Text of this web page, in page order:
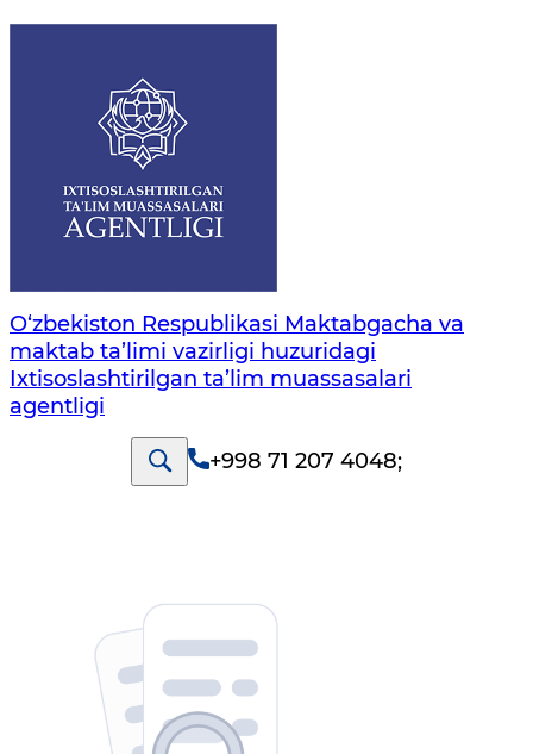
O‘zbekiston Respublikasi Maktabgacha va
maktab ta’limi vazirligi huzuridagi
Ixtisoslashtirilgan ta’lim muassasalari
agentligi
+998 71 207 4048;